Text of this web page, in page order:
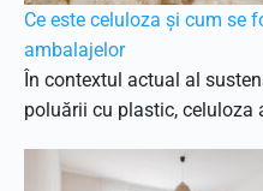
Ce este celuloza și cum se
ambalajelor
În contextul actual al
poluării cu plastic, celuloza